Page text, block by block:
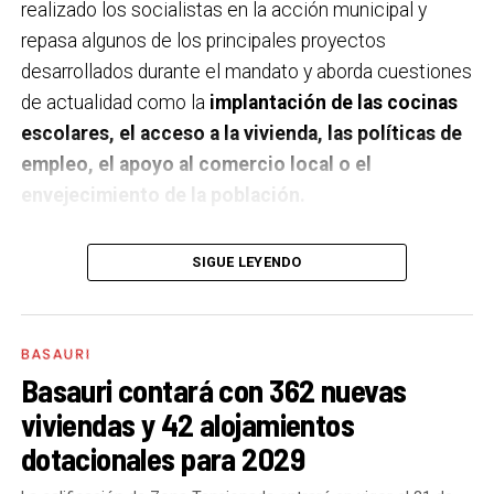
realizado los socialistas en la acción municipal y
repasa algunos de los principales proyectos
desarrollados durante el mandato y aborda cuestiones
de actualidad como la implantación de las cocinas
escolares, el acceso a la vivienda, las políticas de
empleo, el apoyo al comercio local o el
envejecimiento de la población.
A un año de acabar la legislatura, ¿qué balance
haces de la gestión del PSE en tus áreas dentro
del equipo de gobierno y qué proyectos
los gobiernos sirve para transformar y mejorar la vida
de las personas y, por eso, tan importante como la
gestión en las áreas de nuestra responsabilidad es la
SIGUE LEYENDO
BASAURI
Basauri contará con 362 nuevas
viviendas y 42 alojamientos
dotacionales para 2029